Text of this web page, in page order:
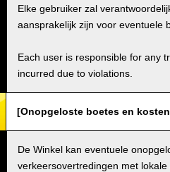
Elke gebruiker zal
aansprakelijk zijn voor eventuele
Each user is responsible for any
incurred due to violations.
[Onopgeloste boetes en
De Winkel kan eventuele
verkeersovertredingen met